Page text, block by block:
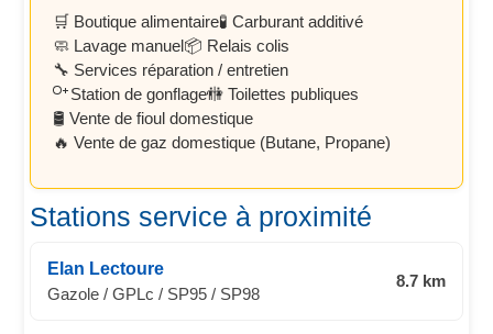
🛒 Boutique alimentaire🧪 Carburant additivé
🧼 Lavage manuel📦 Relais colis
🔧 Services réparation / entretien
Station de gonflage🚻 Toilettes publiques
🛢️ Vente de fioul domestique
🔥 Vente de gaz domestique (Butane, Propane)
Stations service à proximité
Elan Lectoure
Gazole / GPLc / SP95 / SP98
8.7 km